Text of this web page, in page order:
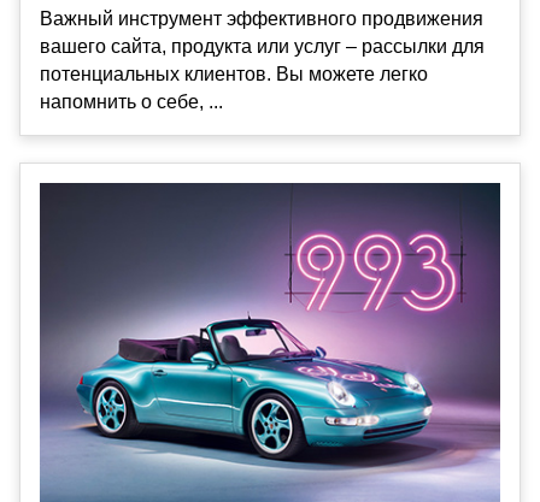
Важный инструмент эффективного продвижения
вашего сайта, продукта или услуг – рассылки для
потенциальных клиентов. Вы можете легко
напомнить о себе, ...